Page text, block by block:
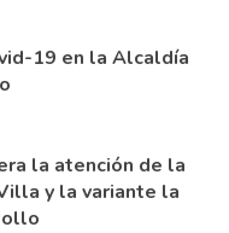
19 en la Alcaldía
la atención de la
y la variante la